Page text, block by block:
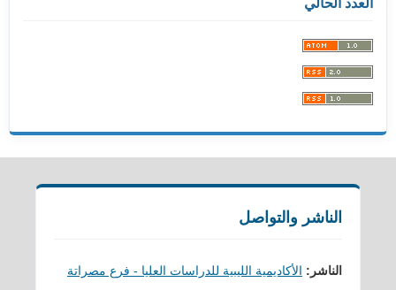
الناشر والتواصل
الناشر: الأكاديمية الليبية للدراسات العليا - فرع مصراتة